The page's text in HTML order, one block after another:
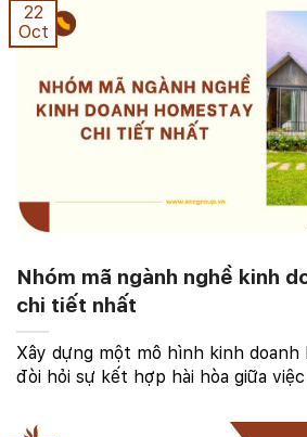
22
Oct
Nhóm mã ngành nghề kinh
chi tiết nhất
Xây dựng một mô hình kinh doanh
đòi hỏi sự kết hợp hài hòa giữa
khách hàng, ứng dụng công nghệ,